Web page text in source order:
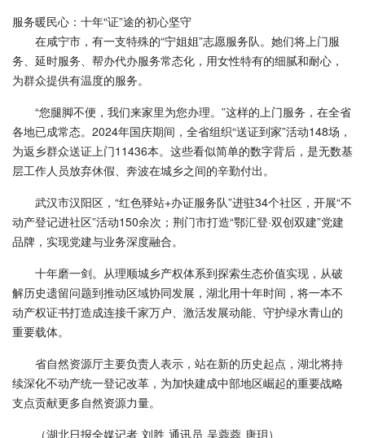
服务暖民心：十年“证”途的初心坚守
在咸宁市，有一支特殊的“宁姐姐”志愿服务队。她们将上门服
务、延时服务、帮办代办服务常态化，用女性特有的细腻和耐心，
为群众提供有温度的服务。
“您腿脚不便，我们来家里为您办理。”这样的上门服务，在全省
各地已成常态。2024年国庆期间，全省组织“送证到家”活动148场，
为返乡群众送证上门11436本。这些看似简单的数字背后，是无数基
层工作人员放弃休假、奔波在城乡之间的辛勤付出。
武汉市汉阳区，“红色驿站+办证服务队”进驻34个社区，开展“不
动产登记进社区”活动150余次；荆门市打造“鄂汇登·双创双建”党建
品牌，实现党建与业务深度融合。
十年磨一剑。从理顺城乡产权体系到探索生态价值实现，从破
解历史遗留问题到推动区域协同发展，湖北用十年时间，将一本不
动产权证书打造成连接千家万户、激活发展动能、守护绿水青山的
重要载体。
省自然资源厅主要负责人表示，站在新的历史起点，湖北将持
续深化不动产统一登记改革，为加快建成中部地区崛起的重要战略
支点贡献更多自然资源力量。
（湖北日报全媒记者 刘胜 通讯员 吴蓉蓉 唐玥）